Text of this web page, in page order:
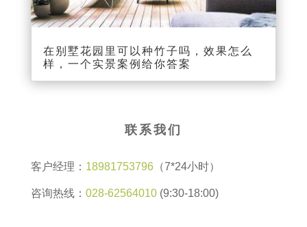
在别墅花园里可以种竹子吗，效果怎么
样，一个实景案例给你答案
联系我们
客户经理： 18981753796（7*24小时）
咨询热线： 028-62564010(9:30-18:00)